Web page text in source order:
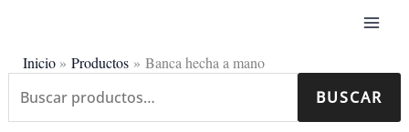
contenido
BUSCAR
Inicio Productos Banca hecha a mano
Mostrando los 4 resultados
por